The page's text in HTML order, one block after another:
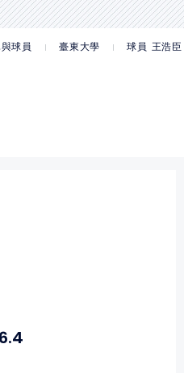
球員 臺東大學 球員 王浩臣